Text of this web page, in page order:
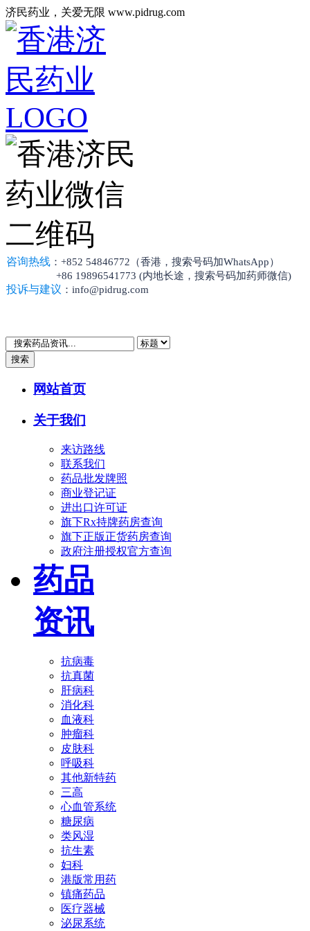
济民药业，关爱无限 www.pidrug.com
咨询热线 ：+852 54846772（香港，搜索号码加WhatsApp）
+86 19896541773 (内地长途，搜索号码加药师微信)
投诉与建议 ：info@pidrug.com
搜索
网站首页
关于我们
来访路线
联系我们
药品批发牌照
商业登记证
进出口许可证
旗下Rx持牌药房查询
旗下正版正货药房查询
政府注册授权官方查询
药品
资讯
抗病毒
抗真菌
肝病科
消化科
血液科
肿瘤科
皮肤科
呼吸科
其他新特药
三高
心血管系统
糖尿病
类风湿
抗生素
妇科
港版常用药
镇痛药品
医疗器械
泌尿系统